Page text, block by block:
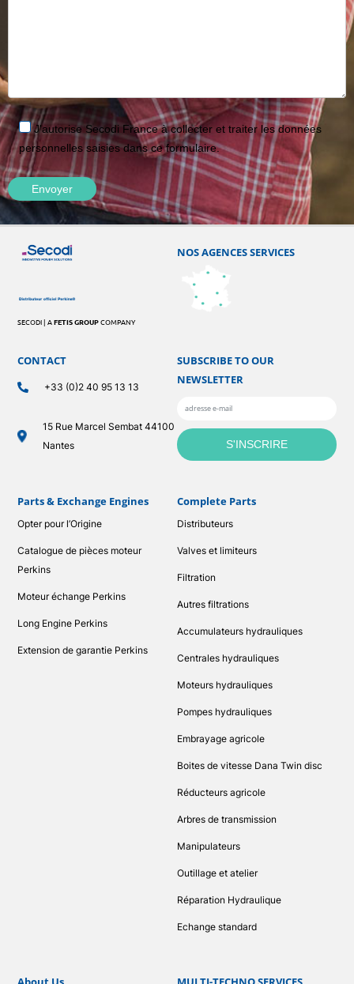
J'autorise Secodi France à collecter et traiter les données
personnelles saisies dans ce formulaire.
SECODI | AFETIS GROUPCOMPANY
Parts & Exchange Engines
Opter pour l’Origine
Catalogue de pièces moteur
Perkins
Moteur échange Perkins
Long Engine Perkins
Extension de garantie Perkins
CONTACT
+33 (0)2 40 95 13 13
15 Rue Marcel Sembat 44100
Nantes
Complete Parts
Distributeurs
Valves et limiteurs
Filtration
Autres filtrations
Accumulateurs hydrauliques
Centrales hydrauliques
Moteurs hydrauliques
Pompes hydrauliques
Embrayage agricole
Boites de vitesse Dana Twin disc
Réducteurs agricole
Arbres de transmission
Manipulateurs
Outillage et atelier
Réparation Hydraulique
Echange standard
NOS AGENCES SERVICES
SUBSCRIBE TO OUR
NEWSLETTER